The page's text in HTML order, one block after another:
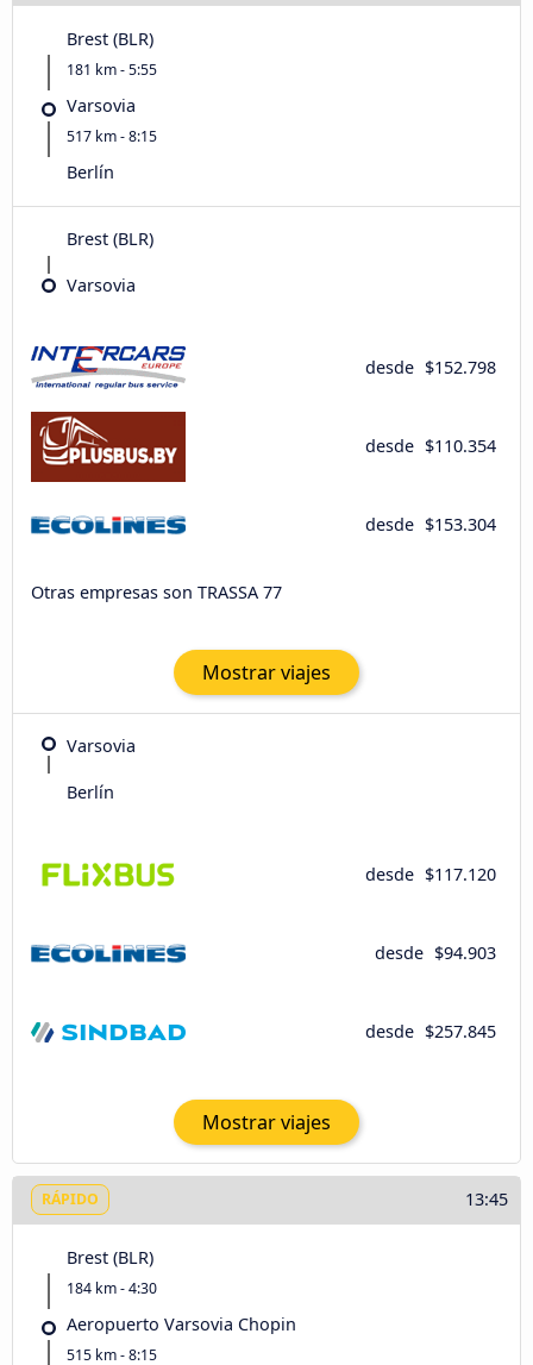
Brest (BLR)
181 km - 5:55
Varsovia
517 km - 8:15
Berlín
Brest (BLR)
Varsovia
desde $152.798
desde $110.354
desde $153.304
Otras empresas son TRASSA 77
Mostrar viajes
Varsovia
Berlín
desde $117.120
desde $94.903
desde $257.845
Mostrar viajes
RÁPIDO 13:45
Brest (BLR)
184 km - 4:30
Aeropuerto Varsovia Chopin
515 km - 8:15